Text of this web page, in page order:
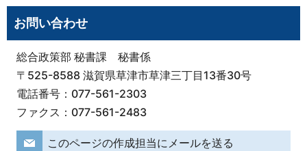
お問い合わせ
総合政策部 秘書課 秘書係
〒525-8588 滋賀県草津市草津三丁目13番30号
電話番号：077-561-2303
ファクス：077-561-2483
このページの作成担当にメールを送る